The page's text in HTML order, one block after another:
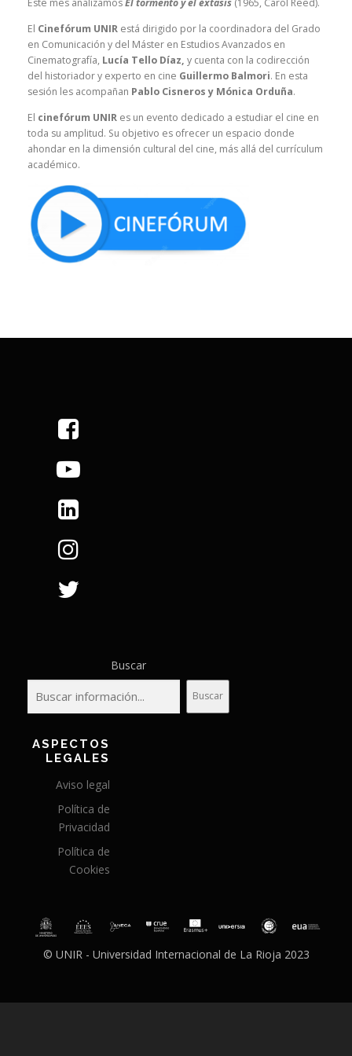
El Cinefórum UNIR está dirigido por la coordinadora del Grado
en Comunicación y del Máster en Estudios Avanzados en
Cinematografía, Lucía Tello Díaz, y cuenta con la codirección
del historiador y experto en cine Guillermo Balmori. En esta
sesión les acompañan Pablo Cisneros y Mónica Orduña.
El cinefórum UNIR es un evento dedicado a estudiar el cine en
toda su amplitud. Su objetivo es ofrecer un espacio donde
ahondar en la dimensión cultural del cine, más allá del currículum
académico.
Buscar
Buscar
ASPECTOS
LEGALES
Aviso legal
Política de
Privacidad
Política de
Cookies
© UNIR - Universidad Internacional de La Rioja 2023